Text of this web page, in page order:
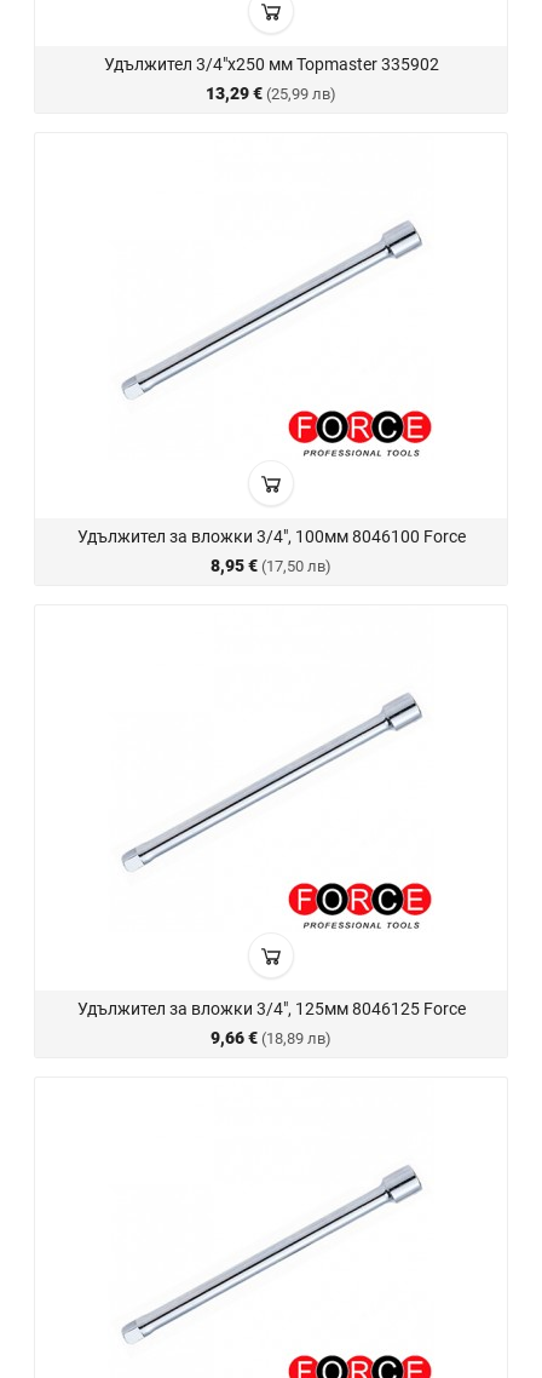
Удължител 3/4"х250 мм Topmaster 335902
13,29 € (25,99 лв)
Удължител за вложки 3/4", 100мм 8046100 Force
8,95 € (17,50 лв)
Удължител за вложки 3/4", 125мм 8046125 Force
9,66 € (18,89 лв)